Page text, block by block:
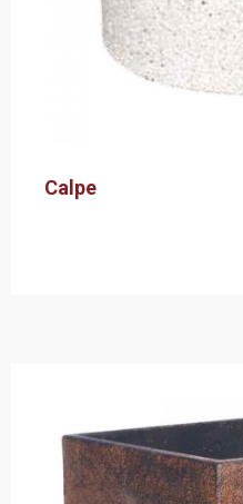
Calpe